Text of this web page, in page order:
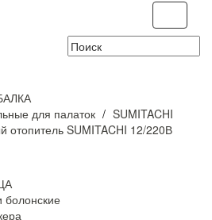
для палаток
SUMITACHI
отопитель SUMITACHI 12/220В
болонские